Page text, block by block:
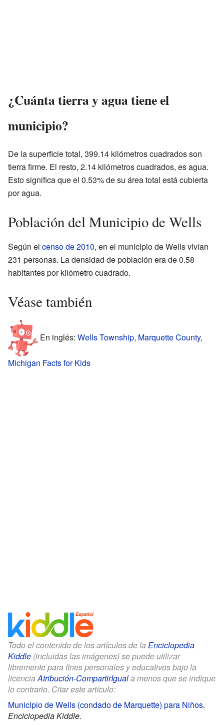
¿Cuánta tierra y agua tiene el
municipio?
De la superficie total, 399.14 kilómetros cuadrados son
tierra firme. El resto, 2.14 kilómetros cuadrados, es agua.
Esto significa que el 0.53% de su área total está cubierta
por agua.
Población del Municipio de Wells
Según el censo de 2010, en el municipio de Wells vivían
231 personas. La densidad de población era de 0.58
habitantes por kilómetro cuadrado.
Véase también
En inglés: Wells Township, Marquette County,
Michigan Facts for Kids
Todo el contenido de los artículos de la Enciclopedia
Kiddle (incluidas las imágenes) se puede utilizar
libremente para fines personales y educativos bajo la
licenciaAtribución-CompartirIguala menos que se indique
lo contrario. Citar este artículo:
Municipio de Wells (condado de Marquette) para Niños.
Enciclopedia Kiddle.